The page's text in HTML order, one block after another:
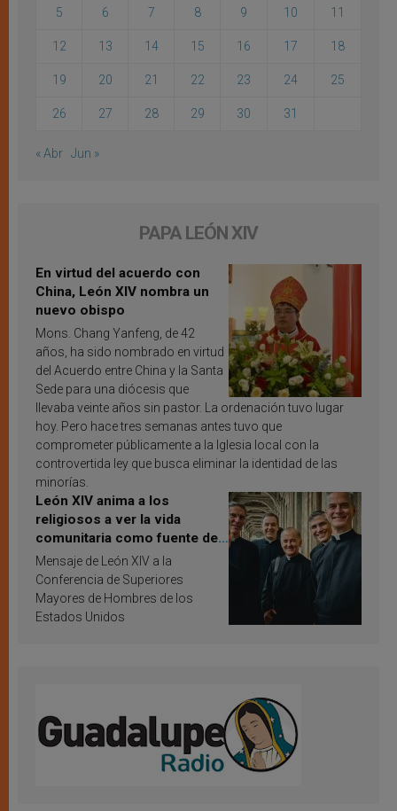
5 6 7 8 9 10 11
12 13 14 15 16 17 18
19 20 21 22 23 24 25
26 27 28 29 30 31
« Abr Jun »
PAPA LEÓN XIV
En virtud del acuerdo con
China, León XIV nombra un
nuevo obispo
Mons. Chang Yanfeng, de 42
años, ha sido nombrado en virtud
del Acuerdo entre China y la Santa
Sede para una diócesis que
llevaba veinte años sin pastor. La ordenación tuvo lugar
hoy. Pero hace tres semanas antes tuvo que
comprometer públicamente a la Iglesia local con la
controvertida ley que busca eliminar la identidad de las
minorías.
León XIV anima a los
religiosos a ver la vida
comunitaria como fuente de
inspiración y santificación
Mensaje de León XIV a la
Conferencia de Superiores
Mayores de Hombres de los
Estados Unidos